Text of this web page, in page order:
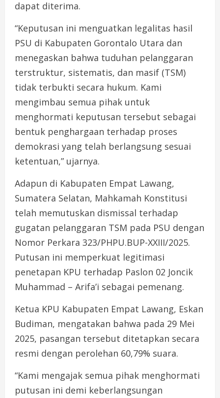
dapat diterima.
“Keputusan ini menguatkan legalitas hasil
PSU di Kabupaten Gorontalo Utara dan
menegaskan bahwa tuduhan pelanggaran
terstruktur, sistematis, dan masif (TSM)
tidak terbukti secara hukum. Kami
mengimbau semua pihak untuk
menghormati keputusan tersebut sebagai
bentuk penghargaan terhadap proses
demokrasi yang telah berlangsung sesuai
ketentuan,” ujarnya.
Adapun di Kabupaten Empat Lawang,
Sumatera Selatan, Mahkamah Konstitusi
telah memutuskan dismissal terhadap
gugatan pelanggaran TSM pada PSU dengan
Nomor Perkara 323/PHPU.BUP-XXIII/2025.
Putusan ini memperkuat legitimasi
penetapan KPU terhadap Paslon 02 Joncik
Muhammad – Arifa’i sebagai pemenang.
Ketua KPU Kabupaten Empat Lawang, Eskan
Budiman, mengatakan bahwa pada 29 Mei
2025, pasangan tersebut ditetapkan secara
resmi dengan perolehan 60,79% suara.
“Kami mengajak semua pihak menghormati
putusan ini demi keberlangsungan